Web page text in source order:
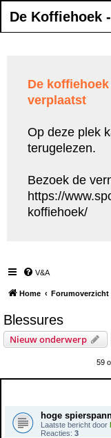
De Koffiehoek
De
verplaatst
Op deze plek
terugelezen.
Bezoek de
https://
koffiehoek/
V&A
Home Forumoverzicht
Blessures
Nieuw onderwerp
59
hoge
Laatste bericht door
Reacties: 3